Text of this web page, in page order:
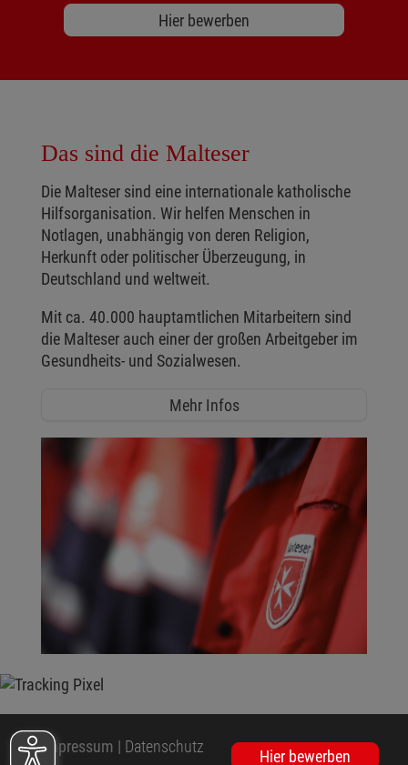
Hier bewerben
Hier bewerben
Das sind die Malteser
Die Malteser sind eine internationale katholische
Hilfsorganisation. Wir helfen Menschen in
Notlagen, unabhängig von deren Religion,
Herkunft oder politischer Überzeugung, in
Deutschland und weltweit.
Mit ca. 40.000 hauptamtlichen Mitarbeitern sind
die Malteser auch einer der großen Arbeitgeber im
Gesundheits- und Sozialwesen.
Mehr Infos
Impressum | Datenschutz